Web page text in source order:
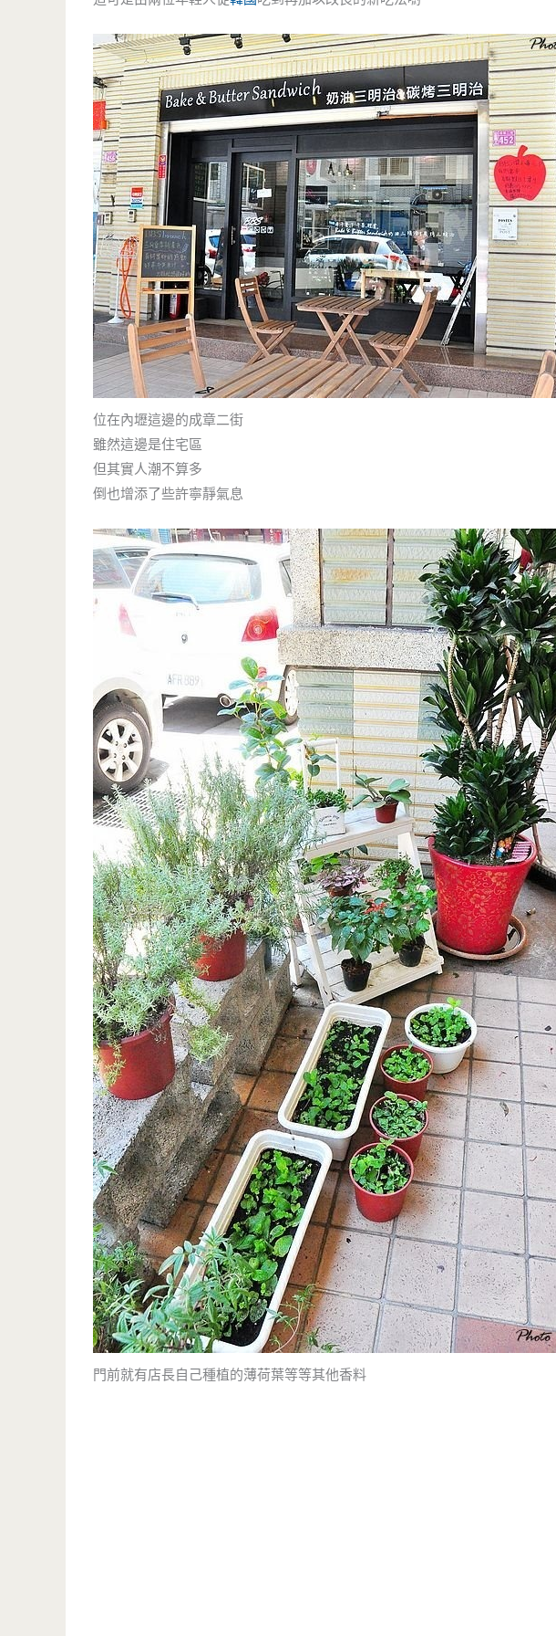
位在內壢這邊的成章二街
雖然這邊是住宅區
但其實人潮不算多
倒也增添了些許寧靜氣息
門前就有店長自己種植的薄荷葉等等其他香料